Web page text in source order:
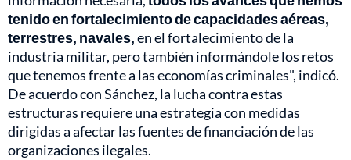
tenido en fortalecimiento de capacidades aéreas,
terrestres, navales,en el fortalecimiento de la
industria militar, pero también informándole los retos
que tenemos frente a las economías criminales", indicó.
De acuerdo con Sánchez, la lucha contra estas
estructuras requiere una estrategia con medidas
dirigidas a afectar las fuentes de financiación de las
organizaciones ilegales.